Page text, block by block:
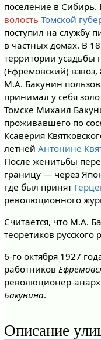
поселение в Сибирь.
волость Томской
поступил на службу
в частных домах. В
территории усадьбы
(Ефремовский)
М.А. Бакунин
принимал у себя
Томске Михаил
проживавшего по
Ксаверия
летней Антонине
После женитьбы
границу — через
где был принят
революционного
Считается, что М.А.
теоретиков
6-го октября 1927
работников
революционер-
Бакунина.
Описание